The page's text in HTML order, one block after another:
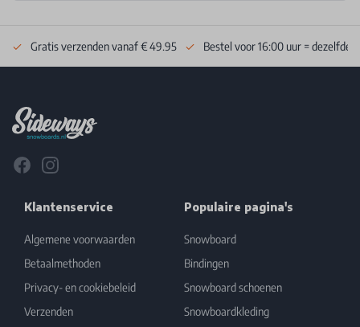
Gratis verzenden vanaf € 49.95 Bestel voor 16:00 uur = dezelfde
FacebookInstagram
Klantenservice
Algemene voorwaarden
Betaalmethoden
Privacy- en cookiebeleid
Verzenden
Populaire pagina's
Snowboard
Bindingen
Snowboard schoenen
Snowboardkleding